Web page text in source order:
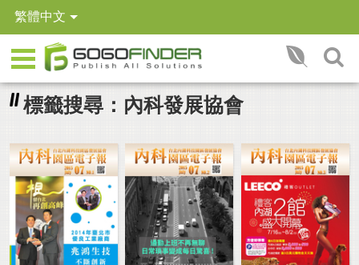
繁體中文
標籤搜尋：內科發展協會